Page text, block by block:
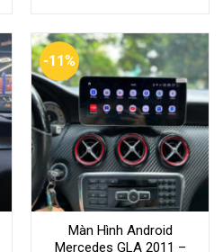
-11%
Màn Hình Android
Mercedes GLA 2011 –